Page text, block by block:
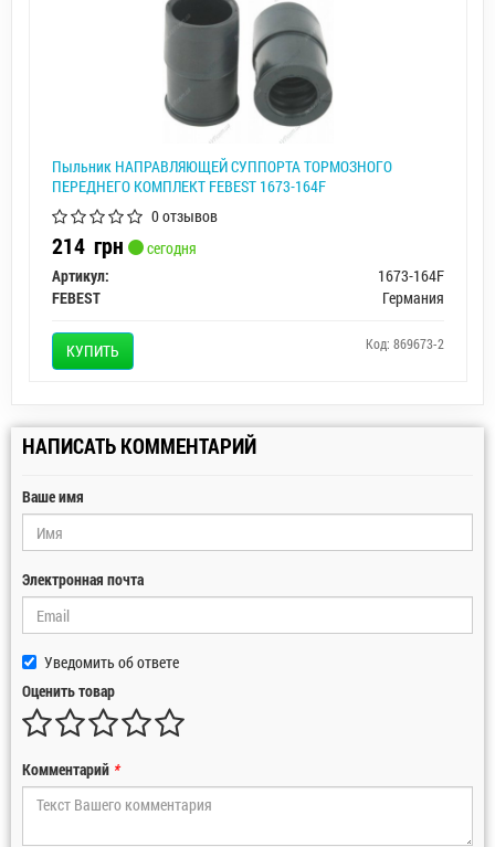
Пыльник НАПРАВЛЯЮЩЕЙ СУППОРТА ТОРМОЗНОГО
ПЕРЕДНЕГО КОМПЛЕКТ FEBEST 1673-164F
0 отзывов
214 грн
сегодня
Артикул:
1673-164F
FEBEST
Германия
КУПИТЬ Код: 869673-2
НАПИСАТЬ КОММЕНТАРИЙ
Ваше имя
Электронная почта
Уведомить об ответе
Оценить товар
Комментарий *